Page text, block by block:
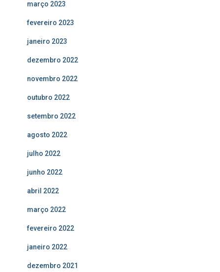
março 2023
fevereiro 2023
janeiro 2023
dezembro 2022
novembro 2022
outubro 2022
setembro 2022
agosto 2022
julho 2022
junho 2022
abril 2022
março 2022
fevereiro 2022
janeiro 2022
dezembro 2021